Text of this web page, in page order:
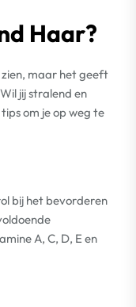
Haar?
zien, maar het geeft
jij stralend en
om je op weg te
bij het bevorderen
A, C, D, E en